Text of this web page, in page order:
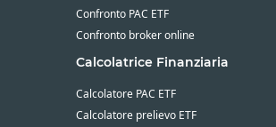
Confronto PAC ETF
Confronto broker online
Calcolatrice Finanziaria
Calcolatore PAC ETF
Calcolatore prelievo ETF